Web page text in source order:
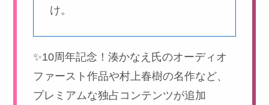
け。
✨10周年記念！湊かなえ氏のオーディオ
ファースト作品や村上春樹の名作など、
プレミアムな独占コンテンツが追加